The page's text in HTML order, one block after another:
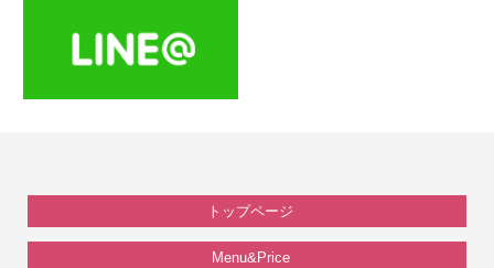
トップページ
Menu&Price